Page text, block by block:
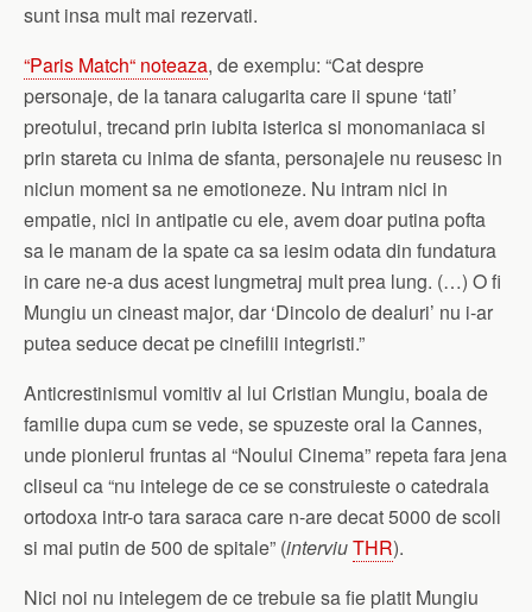
sunt insa mult mai rezervati.
“Paris Match“ noteaza, de exemplu: “Cat despre
personaje, de la tanara calugarita care ii spune ‘tati’
preotului, trecand prin iubita isterica si monomaniaca si
prin stareta cu inima de sfanta, personajele nu reusesc in
niciun moment sa ne emotioneze. Nu intram nici in
empatie, nici in antipatie cu ele, avem doar putina pofta
sa le manam de la spate ca sa iesim odata din fundatura
in care ne-a dus acest lungmetraj mult prea lung. (…) O fi
Mungiu un cineast major, dar ‘Dincolo de dealuri’ nu i-ar
putea seduce decat pe cinefilii integristi.”
Anticrestinismul vomitiv al lui Cristian Mungiu, boala de
familie dupa cum se vede, se spuzeste oral la Cannes,
unde pionierul fruntas al “Noului Cinema” repeta fara jena
cliseul ca “nu intelege de ce se construieste o catedrala
ortodoxa intr-o tara saraca care n-are decat 5000 de scoli
si mai putin de 500 de spitale” (interviuTHR).
Nici noi nu intelegem de ce trebuie sa fie platit Mungiu